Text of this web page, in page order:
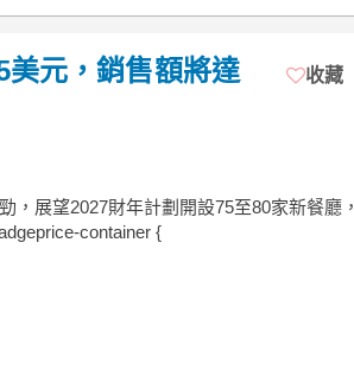
美元，銷售額將達
收藏
，展望2027財年計劃開設75至80家新餐廳，
container {